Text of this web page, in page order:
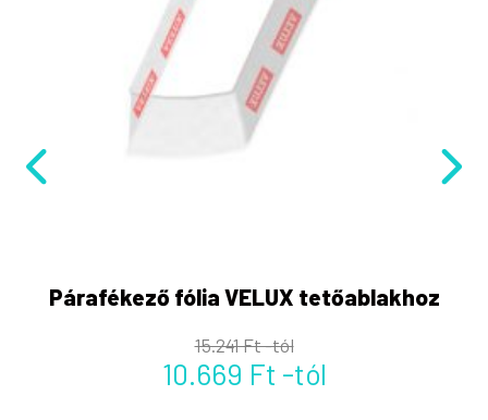
Párafékező fólia VELUX tetőablakhoz
15.241 Ft -tól
10.669 Ft -tól